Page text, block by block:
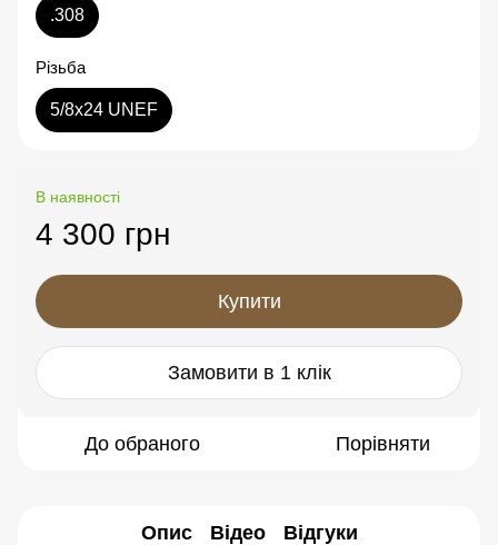
.308
Різьба
5/8x24 UNEF
В наявності
4 300 грн
Купити
Замовити в 1 клік
До обраного Порівняти
Опис Відео Відгуки